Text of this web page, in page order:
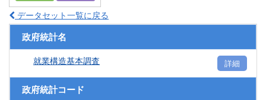
データセット一覧に戻る
政府統計名
就業構造基本調査 詳細
政府統計コード